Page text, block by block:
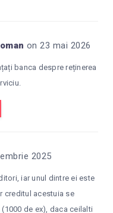
on 23 mai 2026
banca despre reținerea
2025
iar unul dintre ei este
creditul acestuia se
de ex), daca ceilalti